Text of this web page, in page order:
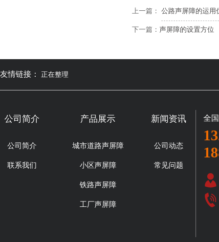
上一篇： 公路声屏障​的运用
下一篇： 声屏障的设置方位
友情链接： 正在整理
公司简介
公司简介
联系我们
产品展示
城市道路声屏障
小区声屏障
铁路声屏障
工厂声屏障
新闻资讯
公司动态
常见问题
全